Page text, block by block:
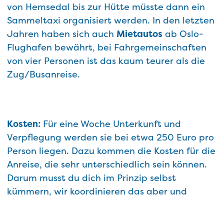
von Hemsedal bis zur Hütte müsste dann ein
Sammeltaxi organisiert werden. In den letzten
Jahren haben sich auch Mietautos ab Oslo-
Flughafen bewährt, bei Fahrgemeinschaften
von vier Personen ist das kaum teurer als die
Zug/Busanreise.
Kosten: Für eine Woche Unterkunft und
Verpflegung werden sie bei etwa 250 Euro pro
Person liegen. Dazu kommen die Kosten für die
Anreise, die sehr unterschiedlich sein können.
Darum musst du dich im Prinzip selbst
kümmern, wir koordinieren das aber und